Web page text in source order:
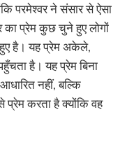
परमेश्वर ने संसार से ऐसा
का प्रेम कुछ चुने हुए लोगों
हुए है। यह प्रेम अकेले,
है। यह प्रेम बिना
आधारित नहीं, बल्कि
प्रेम करता है क्योंकि वह